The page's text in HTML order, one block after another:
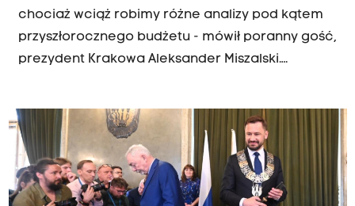
chociaż wciąż robimy różne analizy pod kątem
przyszłorocznego budżetu - mówił poranny gość,
prezydent Krakowa Aleksander Miszalski.
w związku z inflacją, wzrosła też liczba odpadów.
Weszła też sekcja tekstyliów. Zdaniem
prezydenta - w tym roku nie wzrosną ceny
biletów komunikacji miejskiej. Ale taka podwyżka